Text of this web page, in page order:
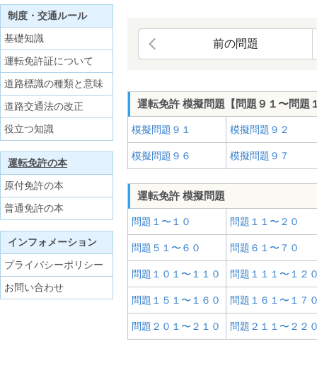
前の問題
運転免許 模擬問題【問題９１〜問題
模擬問題９１ 模擬問題９２
模擬問題９６ 模擬問題９７
運転免許 模擬問題
問題１〜１０ 問題１１〜２０
問題５１〜６０ 問題６１〜７０
問題１０１〜１１０ 問題１１１〜１２
問題１５１〜１６０ 問題１６１〜１７
問題２０１〜２１０ 問題２１１〜２２
制度・交通ルール
基礎知識
運転免許証について
道路標識の種類と意味
道路交通法の改正
役立つ知識
運転免許の本
原付免許の本
普通免許の本
インフォメーション
プライバシーポリシー
お問い合わせ